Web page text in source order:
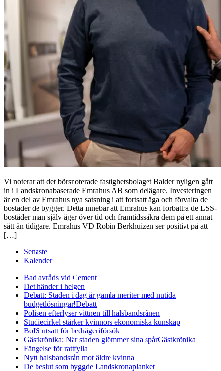
Vi noterar att det börsnoterade fastighetsbolaget Balder nyligen gått
in i Landskronabaserade Emrahus AB som delägare. Investeringen
är en del av Emrahus nya satsning i att fortsatt äga och förvalta de
bostäder de bygger. Detta innebär att Emrahus kan förbättra de LSS-
bostäder man själv äger över tid och framtidssäkra dem på ett annat
sätt än tidigare. Emrahus VD Robin Berkhuizen ser positivt på att
[…]
Senaste
Kalender
Bad avråds vid Cement
Det händer i helgen
Debatt: Staden i dag är gamla meriter med nutida
budgetlösningar!Debatt
Polisen efterlyser vittnen till halsbandsrånen
Studiecirkel stärker kvinnors ekonomiska kunskap
BoIS utsatt för bedrägeriförsök
Gästkrönika: När staden glömmer sina spårGästkrönika
Fängelse för rattfylla
Nytt halsbandsrån mot äldre kvinna
De beslut som byggde Landskronaplanket